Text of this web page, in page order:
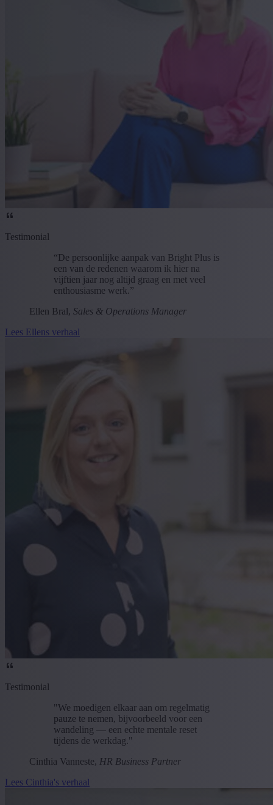
Testimonial
“De persoonlijke aanpak van Bright Plus is
een van de redenen waarom ik hier na
vijftien jaar nog altijd graag en met veel
enthousiasme werk.”
Ellen Bral, Sales & Operations Manager
Lees Ellens verhaal
Testimonial
"We moedigen elkaar aan om regelmatig
pauze te nemen, bijvoorbeeld voor een
wandeling — een echte mentale reset
tijdens de werkdag."
Cinthia Vanneste, HR Business Partner
Lees Cinthia's verhaal